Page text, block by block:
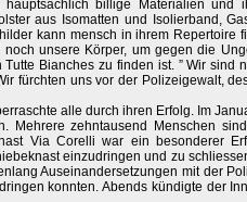
billige Materialien und
aus Isomatten und Isolierband,
kann mensch in ihrem Repertoire
unsere Körper, um gegen die
Bianches zu finden ist. ” Wir sind
fürchten uns vor der Polizeigewalt,
alle durch ihren Erfolg. Im
Mehrere zehntausend Menschen
Via Corelli war ein besonderer
einzudringen und zu
Auseinandersetzungen mit der
konnten. Abends kündigte der